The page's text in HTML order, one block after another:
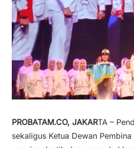
PROBATAM.CO, JAKARTA –
sekaligus Ketua Dewan